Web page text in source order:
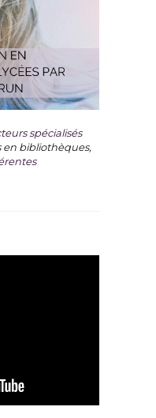
spécialisés
en bibliothèques,